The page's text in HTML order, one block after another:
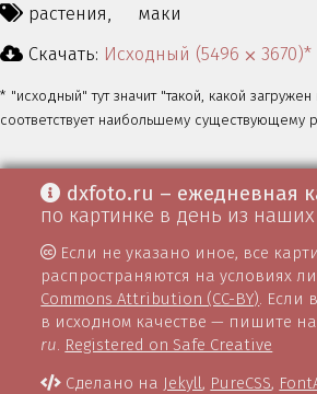
растения,
маки
Скачать: Исходный (5496 ⨉ 3670)*
* "исходный" тут значит "такой, какой
соответствует наибольшему существующему
dxfoto.ru – ежедневная
по картинке в день из
Если не указано иное, все
распространяются на условиях
Commons Attribution (CC-BY). Если
в исходном качестве — пишите на
ru. Registered on Safe Creative
Сделано на Jekyll, PureCSS,